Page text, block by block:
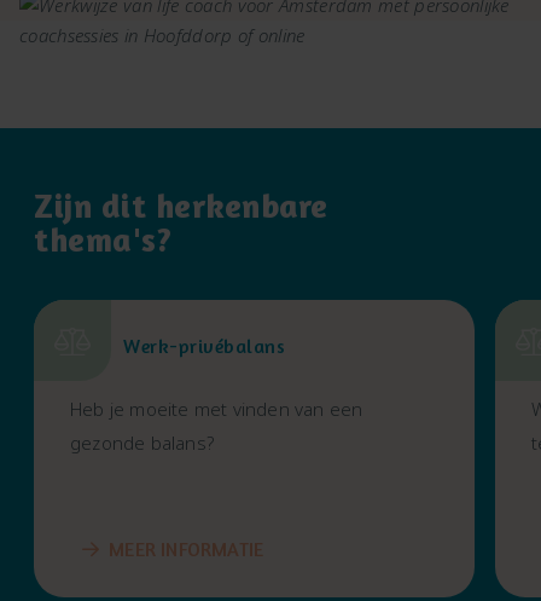
Zijn dit herkenbare
thema's?
Werk-privébalans
Heb je moeite met vinden van een
gezonde balans?
MEER INFORMATIE